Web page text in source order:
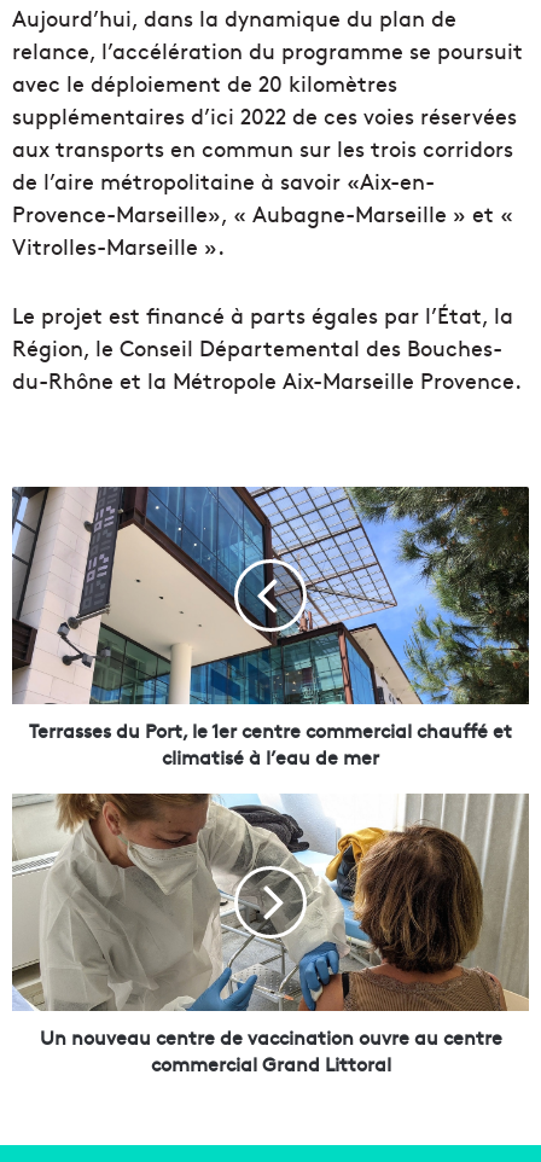
Aujourd’hui, dans la dynamique du plan de
relance, l’accélération du programme se poursuit
avec le déploiement de 20 kilomètres
supplémentaires d’ici 2022 de ces voies réservées
aux transports en commun sur les trois corridors
de l’aire métropolitaine à savoir «Aix-en-
Provence-Marseille», « Aubagne-Marseille » et «
Vitrolles-Marseille ».
Le projet est financé à parts égales par l’État, la
Région, le Conseil Départemental des Bouches-
du-Rhône et la Métropole Aix-Marseille Provence.
T
e
r
r
a
s
s
e
s
o
t
,
e
r
Terrasses du Port, le 1er centre commercial chauffé et
climatisé à l’eau de mer
U
n
o
e
a
u
Un nouveau centre de vaccination ouvre au centre
commercial Grand Littoral